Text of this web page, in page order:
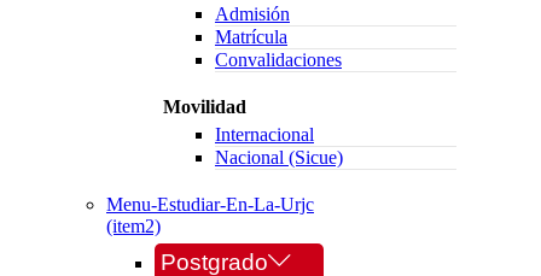
Admisión
Matrícula
Convalidaciones
Movilidad
Internacional
Nacional (Sicue)
Menu-Estudiar-En-La-Urjc
(item2)
Postgrado